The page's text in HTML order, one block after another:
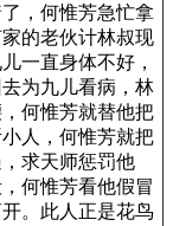
，何惟芳急忙拿
的老伙计林叔现
一直身体不好，
为九儿看病，林
何惟芳就替他把
人，何惟芳就把
求天师惩罚他
何惟芳看他假冒
。此人正是花鸟